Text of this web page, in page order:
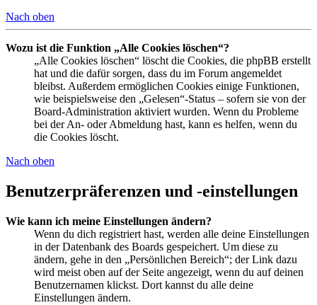
Nach oben
Wozu ist die Funktion „Alle Cookies löschen“?
„Alle Cookies löschen“ löscht die Cookies, die phpBB erstellt
hat und die dafür sorgen, dass du im Forum angemeldet
bleibst. Außerdem ermöglichen Cookies einige Funktionen,
wie beispielsweise den „Gelesen“-Status – sofern sie von der
Board-Administration aktiviert wurden. Wenn du Probleme
bei der An- oder Abmeldung hast, kann es helfen, wenn du
die Cookies löscht.
Nach oben
Benutzerpräferenzen und -einstellungen
Wie kann ich meine Einstellungen ändern?
Wenn du dich registriert hast, werden alle deine Einstellungen
in der Datenbank des Boards gespeichert. Um diese zu
ändern, gehe in den „Persönlichen Bereich“; der Link dazu
wird meist oben auf der Seite angezeigt, wenn du auf deinen
Benutzernamen klickst. Dort kannst du alle deine
Einstellungen ändern.